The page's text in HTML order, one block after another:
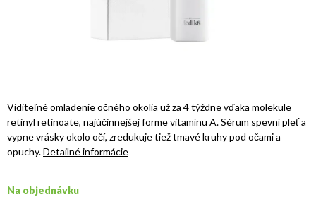
Viditeľné omladenie očného okolia už za 4 týždne vďaka molekule
retinyl retinoate, najúčinnejšej forme vitamínu A. Sérum spevní pleť a
vypne vrásky okolo očí, zredukuje tiež tmavé kruhy pod očami a
opuchy.Detailné informácie
Na objednávku